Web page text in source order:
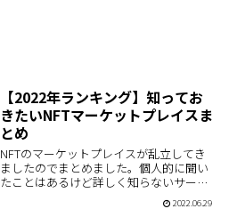
【2022年ランキング】知ってお
きたいNFTマーケットプレイスま
とめ
NFTのマーケットプレイスが乱立してき
ましたのでまとめました。個人的に聞い
たことはあるけど詳しく知らないサービ
2022.06.29